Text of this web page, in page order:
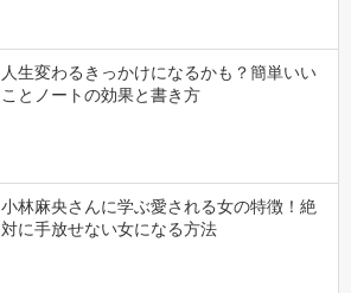
人生変わるきっかけになるかも？簡単いい
ことノートの効果と書き方
小林麻央さんに学ぶ愛される女の特徴！絶
対に手放せない女になる方法